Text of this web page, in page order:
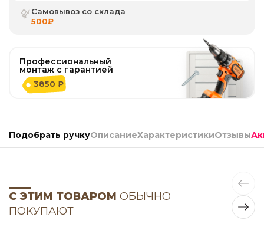
Самовывоз со склада
500₽
Профессиональный
монтаж с гарантией
3850 ₽
Подобрать ручкуОписаниеХарактеристикиОтзывы
С ЭТИМ ТОВАРОМ ОБЫЧНО
ПОКУПАЮТ